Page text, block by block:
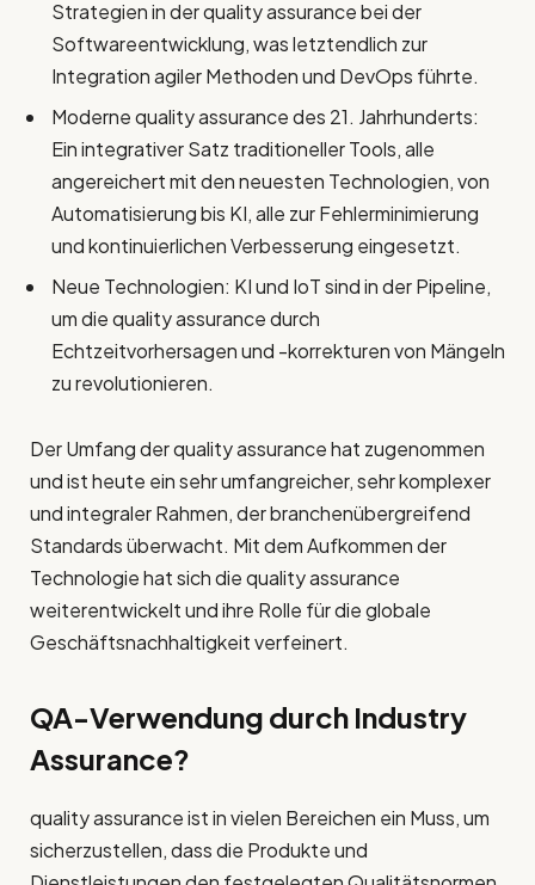
Strategien in der quality assurance bei der
Softwareentwicklung, was letztendlich zur
Integration agiler Methoden und DevOps führte.
Moderne quality assurance des 21. Jahrhunderts:
Ein integrativer Satz traditioneller Tools, alle
angereichert mit den neuesten Technologien, von
Automatisierung bis KI, alle zur Fehlerminimierung
und kontinuierlichen Verbesserung eingesetzt.
Neue Technologien: KI und IoT sind in der Pipeline,
um die quality assurance durch
Echtzeitvorhersagen und -korrekturen von Mängeln
zu revolutionieren.
Der Umfang der quality assurance hat zugenommen
und ist heute ein sehr umfangreicher, sehr komplexer
und integraler Rahmen, der branchenübergreifend
Standards überwacht. Mit dem Aufkommen der
Technologie hat sich die quality assurance
weiterentwickelt und ihre Rolle für die globale
Geschäftsnachhaltigkeit verfeinert.
QA-Verwendung durch Industry
Assurance?
quality assurance ist in vielen Bereichen ein Muss, um
sicherzustellen, dass die Produkte und